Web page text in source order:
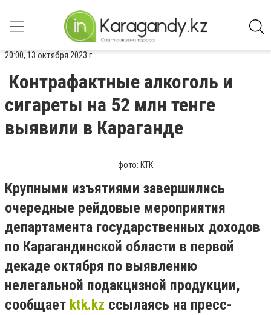
20:00, 13 октября 2023 г.
Контрафактные алкоголь и
сигареты на 52 млн тенге
выявили в Караганде
фото: КТК
Крупными изъятиями завершились
очередные рейдовые мероприятия
департамента государственных доходов
по Карагандинской области в первой
декаде октября по выявлению
нелегальной подакцизной продукции,
сообщает ktk.kz ссылаясь на пресс-